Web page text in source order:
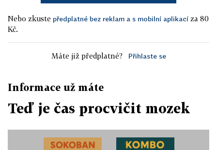
Nebo zkuste předplatné bez reklam a s mobilní aplikací za 80
Kč.
Máte již předplatné? Přihlaste se
Informace už máte
Teď je čas procvičit mozek